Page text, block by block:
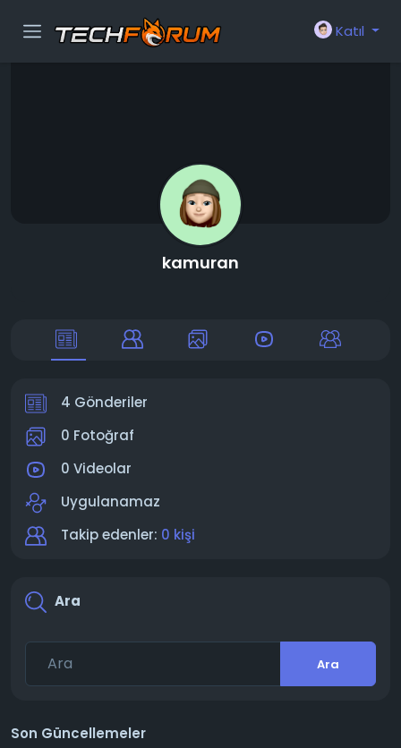
Katıl
kamuran
4 Gönderiler
0 Fotoğraf
0 Videolar
Uygulanamaz
Takip edenler: 0 kişi
Ara
Ara
Son Güncellemeler